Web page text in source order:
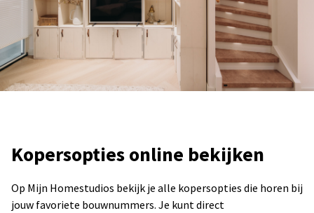
Kopersopties online bekijken
Op Mijn Homestudios bekijk je alle kopersopties die horen bij
jouw favoriete bouwnummers. Je kunt direct